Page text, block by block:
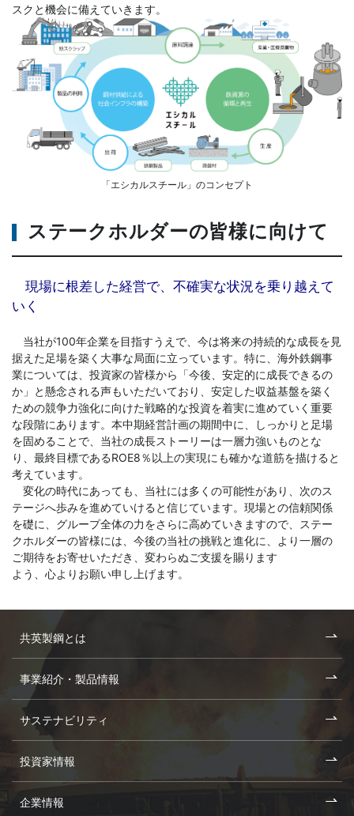
スクと機会に備えていきます。
「エシカルスチール」のコンセプト
ステークホルダーの皆様に向けて
現場に根差した経営で、不確実な状況を乗り越えて
いく
当社が100年企業を目指すうえで、今は将来の持続的な成長を見
据えた足場を築く大事な局面に立っています。特に、海外鉄鋼事
業については、投資家の皆様から「今後、安定的に成長できるの
か」と懸念される声もいただいており、安定した収益基盤を築く
ための競争力強化に向けた戦略的な投資を着実に進めていく重要
な段階にあります。本中期経営計画の期間中に、しっかりと足場
を固めることで、当社の成長ストーリーは一層力強いものとな
り、最終目標であるROE8％以上の実現にも確かな道筋を描けると
考えています。
変化の時代にあっても、当社には多くの可能性があり、次のス
テージへ歩みを進めていけると信じています。現場との信頼関係
を礎に、グループ全体の力をさらに高めていきますので、ステー
クホルダーの皆様には、今後の当社の挑戦と進化に、より一層の
ご期待をお寄せいただき、変わらぬご支援を賜ります
よう、心よりお願い申し上げます。
共英製鋼とは
事業紹介・製品情報
サステナビリティ
投資家情報
企業情報